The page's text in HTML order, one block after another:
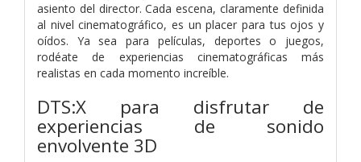
asiento del director. Cada escena, claramente definida
al nivel cinematográfico, es un placer para tus ojos y
oídos. Ya sea para películas, deportes o juegos,
rodéate de experiencias cinematográficas más
realistas en cada momento increíble.
DTS:X para disfrutar de
experiencias de sonido
envolvente 3D